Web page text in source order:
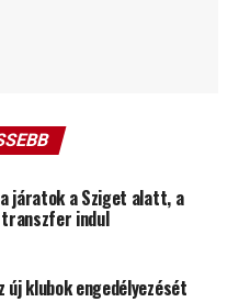
járatok a Sziget alatt, a
indul
klubok engedélyezését